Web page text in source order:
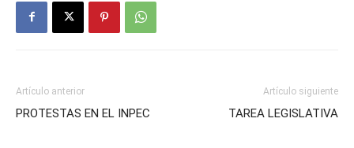
Artículo anterior
PROTESTAS EN EL INPEC
Artículo siguiente
TAREA LEGISLATIVA